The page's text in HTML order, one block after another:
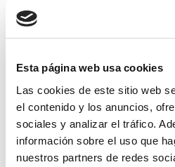
Esta página web usa cookies
Las cookies de este sitio web
el contenido y los anuncios,
sociales y analizar el tráfico.
información sobre el uso que
nuestros partners de redes